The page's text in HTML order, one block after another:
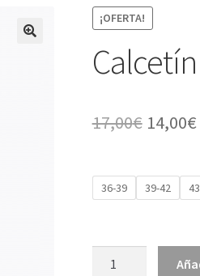
¡OFERTA!
17,00€ El
14,00€El
36-39 39-42